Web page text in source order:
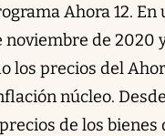
Ahora 12. En
de 2020
los precios del
núcleo. Desde
de los bienes